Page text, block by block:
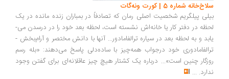
سلاخ‌­خانه شماره 5 | کورت ونه‌گات
بیلی پیلگریم شخصیت اصلی رمان که تصادفاً در بمباران زنده مانده در یک
لحظه در دفتر کار یا خانه‌­اش نشسته است، لحظه بعد خود را در درسدن می‌­
یابد و به لحظه بعد در سیاره ترالفامادور... آنها با دانش مختصر و آرام­‌بخش‌ ­
ترالفامادوری خود درجواب همه­‌چیز با ساده‌­دلی پاسخ می‌­دهند: «بله رسم
روزگار چنین است»... درباره یک کشتار هیچ چیز عاقلانه­‌ای برای گفتن وجود
ندارد. ...